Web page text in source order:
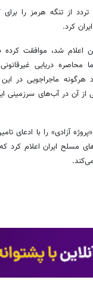
تردد از تنگه هرمز را
کرد.
محاصره دریایی
هرگونه ماجراجویی در
در آب‌های سرزمینی
آزادی» را با ادعای
مسلح ایران اعلام کرد